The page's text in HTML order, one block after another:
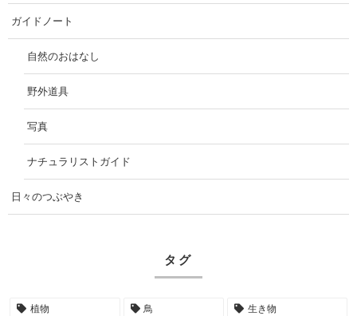
ガイドノート
自然のおはなし
野外道具
写真
ナチュラリストガイド
日々のつぶやき
タグ
植物 鳥 生き物